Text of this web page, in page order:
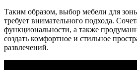
Таким образом, выбор мебели для
требует внимательного подхода.
функциональности, а также
создать комфортное и стильное
развлечений.